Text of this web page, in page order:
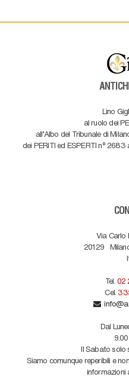
Lino
al ruolo dei
all'Albo del Tribunale di
dei PERITI ed ESPERTI n°
Via Carlo
20129
Tel. 02
Cel.
Dal
Il Sabato solo
Siamo comunque reperibili e
informazioni